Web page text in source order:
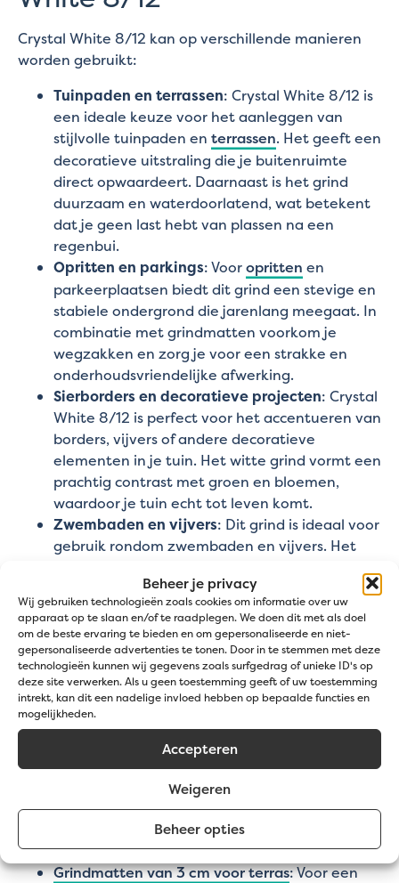
Beheer je privacy
Wij gebruiken technologieën zoals cookies om informatie over uw
apparaat op te slaan en/of te raadplegen. We doen dit met als doel
om de beste ervaring te bieden en om gepersonaliseerde en niet-
gepersonaliseerde advertenties te tonen. Door in te stemmen met deze
technologieën kunnen wij gegevens zoals surfgedrag of unieke ID's op
deze site verwerken. Als u geen toestemming geeft of uw toestemming
intrekt, kan dit een nadelige invloed hebben op bepaalde functies en
mogelijkheden.
Accepteren
Weigeren
Beheer opties
Crystal White 8/12 kan op verschillende manieren
worden gebruikt:
Tuinpaden en terrassen: Crystal White 8/12 is
een ideale keuze voor het aanleggen van
stijlvolle tuinpaden en terrassen. Het geeft een
decoratieve uitstraling die je buitenruimte
direct opwaardeert. Daarnaast is het grind
duurzaam en waterdoorlatend, wat betekent
dat je geen last hebt van plassen na een
regenbui.
Opritten en parkings: Vooropritten en
parkeerplaatsen biedt dit grind een stevige en
stabiele ondergrond die jarenlang meegaat. In
combinatie met grindmatten voorkom je
wegzakken en zorg je voor een strakke en
onderhoudsvriendelijke afwerking.
Sierborders en decoratieve projecten: Crystal
White 8/12 is perfect voor het accentueren van
borders, vijvers of andere decoratieve
elementen in je tuin. Het witte grind vormt een
prachtig contrast met groen en bloemen,
waardoor je tuin echt tot leven komt.
Zwembaden en vijvers: Dit grind is ideaal voor
gebruik rondom zwembaden en vijvers. Het
dankzij de waterdoorlatende eigenschappen.
Hiermee creëer je een sfeervolle en verzorgde
omgeving.
Hoeveel Crystal White 8/12 Heb Ik
Nodig?
Het juiste aantal kilo's grind hangt af van de dikte
van de laag die je wilt leggen. Hier zijn enkele
richtlijnen:
Grindmatten van 4 cm voor oprit: Voor een
laag van 5 cm heb je ongeveer
nodig.
Grindmatten van 3 cm voor terras: Voor een